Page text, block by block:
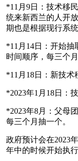
*11月9日：技术移
统来新西兰的人开
期也是根据现行系
*11月14日：开始
时间顺序，每三个月
*11月18日：新技术
*2023年1月18日：
*2023年8月：父母
每三个月抽一个。
政府预计会在2023
年中的时候开始执行